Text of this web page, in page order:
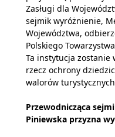
Zasługi dla
sejmik wyróżnienie,
Województwa,
Polskiego
Ta instytucja zostanie
rzecz ochrony
walorów
Przewodnicząca
Piniewska przyzna